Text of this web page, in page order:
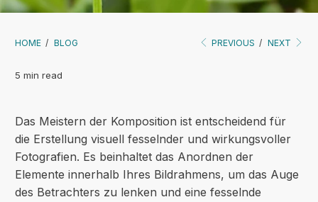
HOME / BLOG PREVIOUS / NEXT
5 min read
Das Meistern der Komposition ist entscheidend für
die Erstellung visuell fesselnder und wirkungsvoller
Fotografien. Es beinhaltet das Anordnen der
Elemente innerhalb Ihres Bildrahmens, um das Auge
des Betrachters zu lenken und eine fesselnde